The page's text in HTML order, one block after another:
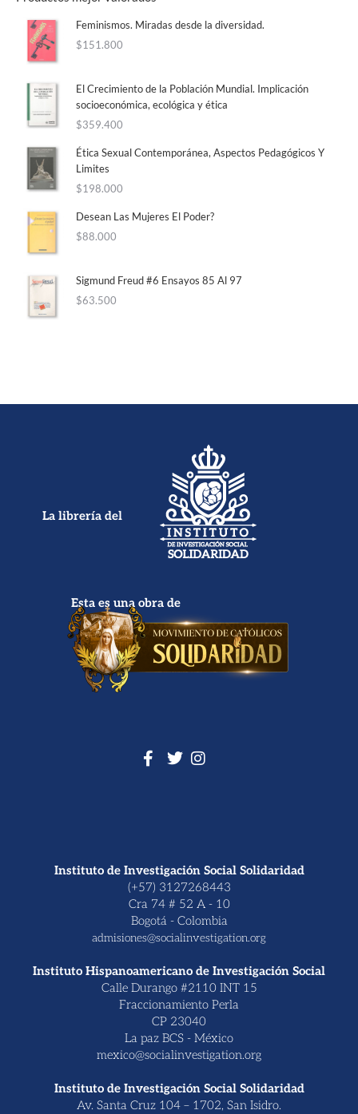
Feminismos. Miradas desde la diversidad.
$151.800
El Crecimiento de la Población Mundial. Implicación
socioeconómica, ecológica y ética
$359.400
Ética Sexual Contemporánea, Aspectos Pedagógicos Y
Limites
$198.000
Desean Las Mujeres El Poder?
$88.000
Sigmund Freud #6 Ensayos 85 Al 97
$63.500
La librería del
Esta es una obra de
Instituto de Investigación Social Solidaridad
(+57) 3127268443
Cra 74 # 52 A - 10
Bogotá - Colombia
admisiones@socialinvestigation.org
Instituto Hispanoamericano de Investigación Social
Calle Durango #2110 INT 15
Fraccionamiento Perla
CP 23040
La paz BCS - México
mexico@socialinvestigation.org
Instituto de Investigación Social Solidaridad
Av. Santa Cruz 104 – 1702, San Isidro.